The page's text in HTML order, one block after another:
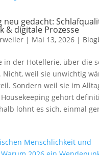
neu gedacht:
& digitale Prozesse
| Mai 13, 2026|
in der Hotellerie, über die
weil sie unwichtig
Sondern weil sie im
gehört
lohnt es sich, einmal